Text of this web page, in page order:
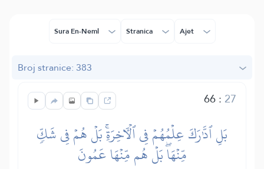
Sura En-Neml Stranica Ajet
Broj stranice: 383
66: 27
بَلِ ٱدَّٰرَكَ عِلۡمُهُمۡ فِي ٱلۡأٓخِرَةِۚ بَلۡ هُمۡ فِي شَكّٖ
مِّنۡهَاۖ بَلۡ هُم مِّنۡهَا عَمُونَ